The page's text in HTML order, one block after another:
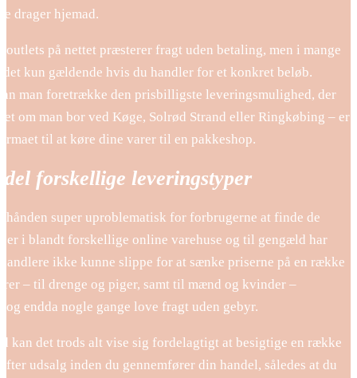
drager hjemad.
på nettet præsterer fragt uden betaling, men i mange
kun gældende hvis du handler for et konkret beløb.
man foretrække den prisbilligste leveringsmulighed, der
om man bor ved Køge, Solrød Strand eller Ringkøbing – er
til at køre dine varer til en pakkeshop.
forskellige leveringstyper
super uproblematisk for forbrugerne at finde de
i blandt forskellige online varehuse og til gengæld har
ikke kunne slippe for at sænke priserne på en række
– til drenge og piger, samt til mænd og kvinder –
og endda nogle gange love fragt uden gebyr.
kan det trods alt vise sig fordelagtigt at besigtige en række
udsalg inden du gennemfører din handel, således at du